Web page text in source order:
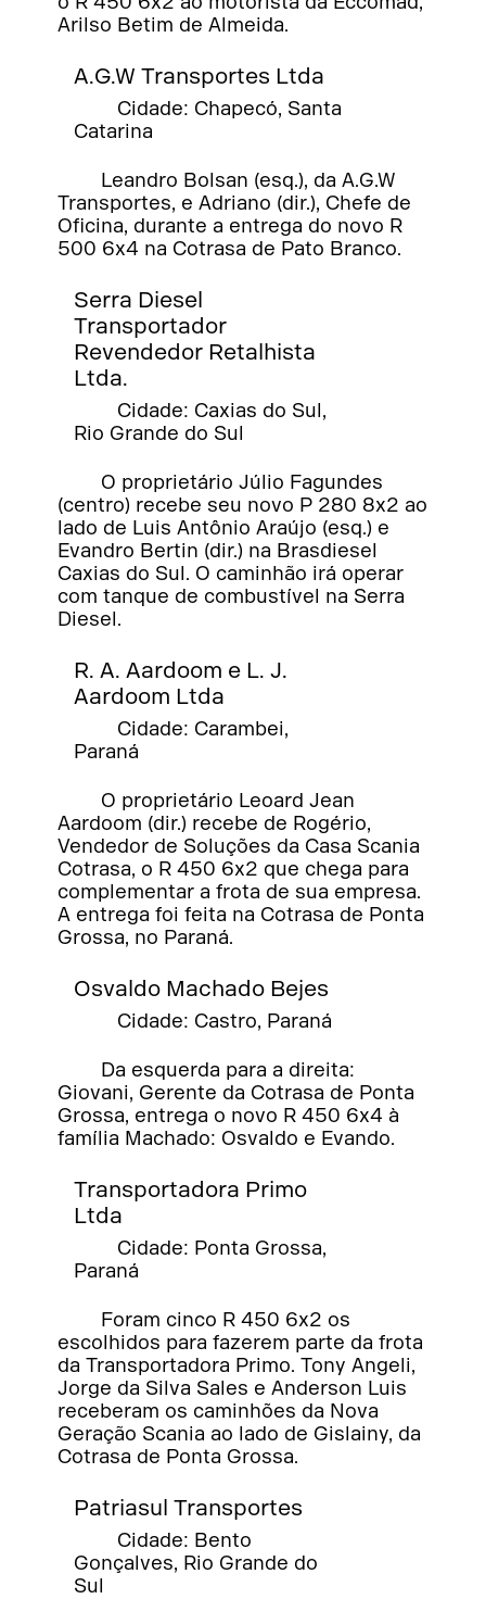
Arilso Betim de Almeida.
A.G.W Transportes Ltda
Cidade: Chapecó, Santa
Catarina
Leandro Bolsan (esq.), da A.G.W
Transportes, e Adriano (dir.), Chefe de
Oficina, durante a entrega do novo R
500 6x4 na Cotrasa de Pato Branco.
Serra Diesel
Transportador
Revendedor Retalhista
Ltda.
Cidade: Caxias do Sul,
Rio Grande do Sul
O proprietário Júlio Fagundes
(centro) recebe seu novo P 280 8x2 ao
lado de Luis Antônio Araújo (esq.) e
Evandro Bertin (dir.) na Brasdiesel
Caxias do Sul. O caminhão irá operar
com tanque de combustível na Serra
Diesel.
R. A. Aardoom e L. J.
Aardoom Ltda
Cidade: Carambei,
Paraná
O proprietário Leoard Jean
Aardoom (dir.) recebe de Rogério,
Vendedor de Soluções da Casa Scania
Cotrasa, o R 450 6x2 que chega para
complementar a frota de sua empresa.
A entrega foi feita na Cotrasa de Ponta
Grossa, no Paraná.
Osvaldo Machado Bejes
Cidade: Castro, Paraná
Da esquerda para a direita:
Giovani, Gerente da Cotrasa de Ponta
Grossa, entrega o novo R 450 6x4 à
família Machado: Osvaldo e Evando.
Transportadora Primo
Ltda
Cidade: Ponta Grossa,
Paraná
Foram cinco R 450 6x2 os
escolhidos para fazerem parte da frota
da Transportadora Primo. Tony Angeli,
Jorge da Silva Sales e Anderson Luis
receberam os caminhões da Nova
Geração Scania ao lado de Gislainy, da
Cotrasa de Ponta Grossa.
Patriasul Transportes
Cidade: Bento
Gonçalves, Rio Grande do
Sul